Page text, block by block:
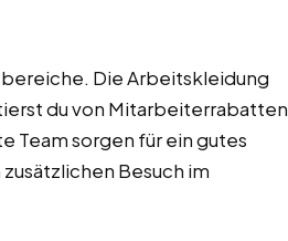
Die Arbeitskleidung
du von Mitarbeiterrabatten
Team sorgen für ein gutes
Besuch im